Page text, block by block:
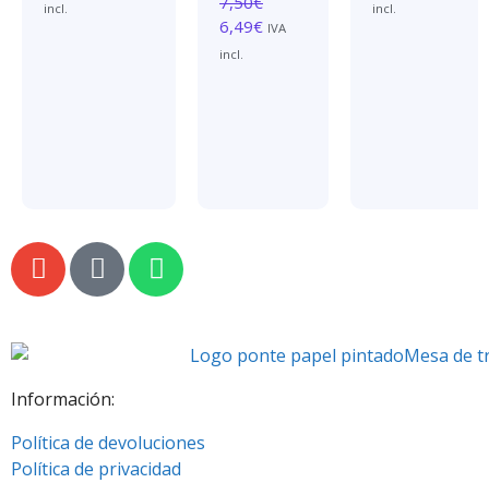
incl.
6,49€ IVA
incl.
incl.
Información:
Política de devoluciones
Política de privacidad